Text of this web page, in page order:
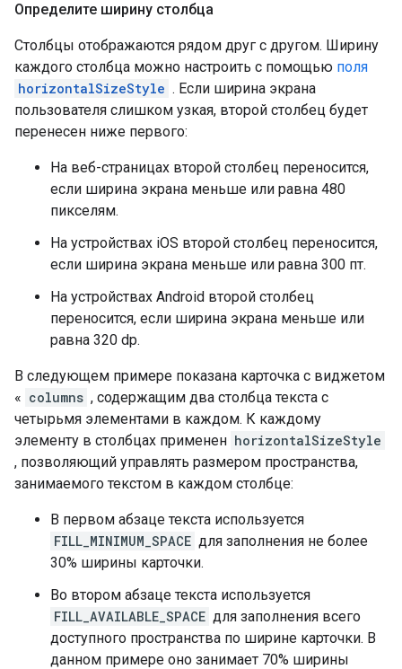
Определите ширину столбца
Столбцы отображаются рядом друг с другом. Ширину
каждого столбца можно настроить с помощью поля
horizontalSizeStyle . Если ширина экрана
пользователя слишком узкая, второй столбец будет
перенесен ниже первого:
На веб-страницах второй столбец переносится,
если ширина экрана меньше или равна 480
пикселям.
На устройствах iOS второй столбец переносится,
если ширина экрана меньше или равна 300 пт.
На устройствах Android второй столбец
переносится, если ширина экрана меньше или
равна 320 dp.
В следующем примере показана карточка с виджетом
« columns , содержащим два столбца текста с
четырьмя элементами в каждом. К каждому
элементу в столбцах применен horizontalSizeStyle
, позволяющий управлять размером пространства,
занимаемого текстом в каждом столбце:
В первом абзаце текста используется
FILL_MINIMUM_SPACE для заполнения не более
30% ширины карточки.
Во втором абзаце текста используется
FILL_AVAILABLE_SPACE для заполнения всего
доступного пространства по ширине карточки. В
данном примере оно занимает 70% ширины